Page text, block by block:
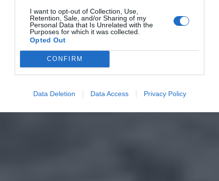
I want to opt-out of Collection, Use,
Retention, Sale, and/or Sharing of my
Personal Data that Is Unrelated with the
Purposes for which it was collected.
Opted Out
CONFIRM
Data Deletion Data Access Privacy Policy